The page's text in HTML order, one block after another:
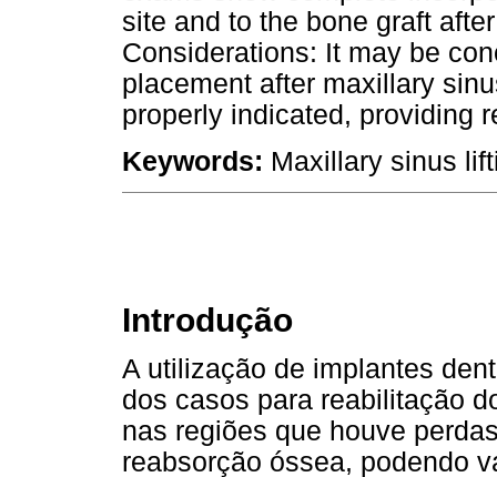
site and to the bone graft
Considerations: It may be
placement after maxillary
properly indicated, providing
Keywords: Maxillary sinus
Introdução
A utilização de implantes
dos casos para reabilitação
nas regiões que houve
reabsorção óssea, podendo